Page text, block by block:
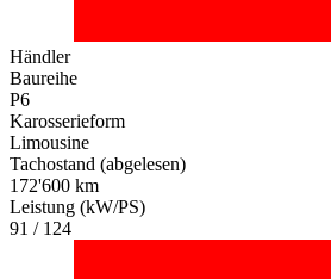
Händler
Baureihe
P6
Karosserieform
Limousine
Tachostand (abgelesen)
172'600 km
Leistung (kW/PS)
91 / 124